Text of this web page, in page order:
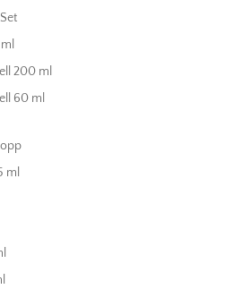
200 ml
60 ml
ml